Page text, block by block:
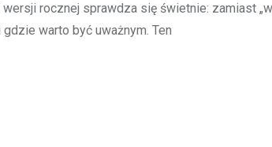
rocznej sprawdza się świetnie: zamiast
warto być uważnym. Ten